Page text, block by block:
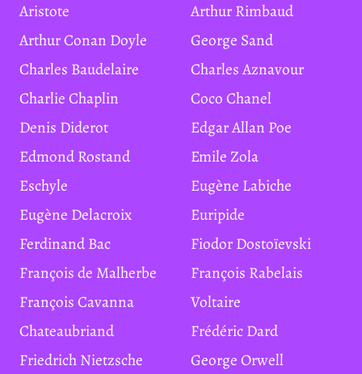
Aristote
Arthur Rimbaud
Arthur Conan Doyle
George Sand
Charles Baudelaire
Charles Aznavour
Charlie Chaplin
Coco Chanel
Denis Diderot
Edgar Allan Poe
Edmond Rostand
Emile Zola
Eschyle
Eugène Labiche
Eugène Delacroix
Euripide
Ferdinand Bac
Fiodor Dostoïevski
François de Malherbe
François Rabelais
François Cavanna
Voltaire
Chateaubriand
Frédéric Dard
Friedrich Nietzsche
George Orwell